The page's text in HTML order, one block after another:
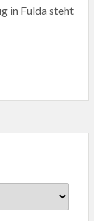
in Fulda steht